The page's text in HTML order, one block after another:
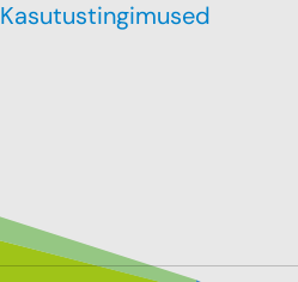
Kasutustingimused